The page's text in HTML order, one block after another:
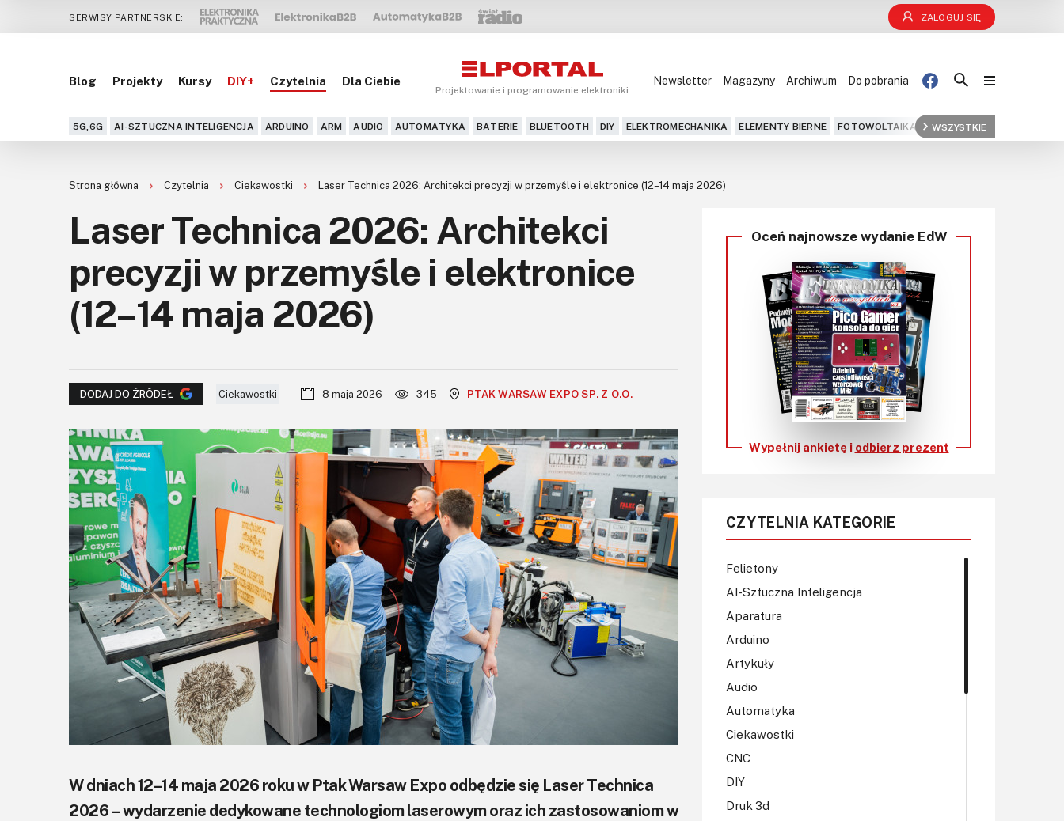
SERWISY PARTNERSKIE: ZALOGUJ SIĘ
Blog Projekty Kursy DIY+ Czytelnia Dla Ciebie
Projektowanie i programowanie elektroniki
Newsletter Magazyny Archiwum Do pobrania
5G,6G AI-SZTUCZNA INTELIGENCJA ARDUINO ARM AUDIO AUTOMATYKA BATERIE BLUETOOTH DIY ELEKTROMECHANIKA ELEMENTY BIERNE FOTOWOLTAIKA FPGA GPS
WSZYSTKIE
Blog
DIY+
Czytelnia
Dla Ciebie
KITy AVT
Kontakt
Do pobrania
Strona główna Czytelnia Ciekawostki Laser Technica 2026: Architekci precyzji w przemyśle i elektronice (12–14 maja 2026)
Laser Technica 2026: Architekci
precyzji w przemyśle i elektronice
(12–14 maja 2026)
DODAJ DO ŹRÓDEŁ Ciekawostki 8 maja 2026 345 PTAK WARSAW EXPO SP. Z O.O.
W dniach 12–14 maja 2026 roku w Ptak Warsaw Expo odbędzie się Laser Technica
2026 – wydarzenie dedykowane technologiom laserowym oraz ich zastosowaniom w
Oceń najnowsze wydanie EdW
Wypełnij ankietę i odbierz prezent
CZYTELNIA KATEGORIE
Felietony
AI-Sztuczna Inteligencja
Aparatura
Arduino
Artykuły
Audio
Automatyka
Ciekawostki
CNC
DIY
Druk 3d